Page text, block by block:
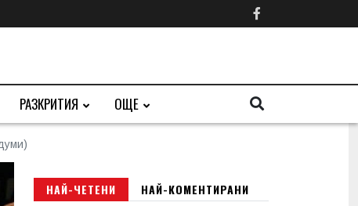
РАЗКРИТИЯ ОЩЕ
НАЙ-ЧЕТЕНИ НАЙ-КОМЕНТИРАНИ